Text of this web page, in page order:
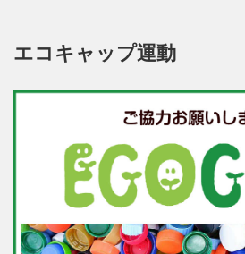
エコキャップ運動